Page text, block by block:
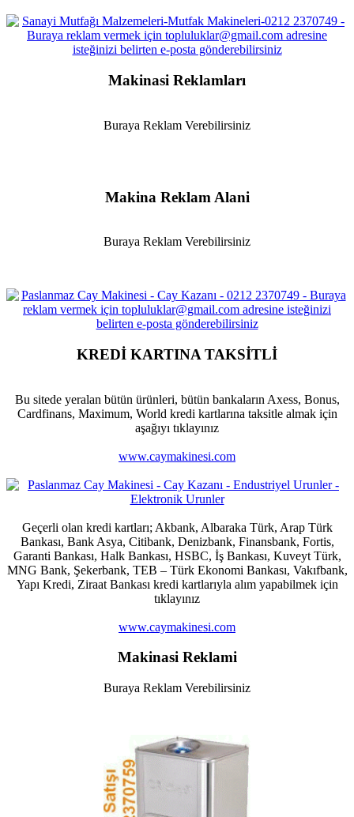
Makinasi Reklamları
Buraya Reklam Verebilirsiniz
Makina Reklam Alani
Buraya Reklam Verebilirsiniz
KREDİ KARTINA TAKSİTLİ
Bu sitede yeralan bütün ürünleri, bütün bankaların Axess, Bonus,
Cardfinans, Maximum, World kredi kartlarına taksitle almak için
aşağıyı tıklayınız
www.caymakinesi.com
Geçerli olan kredi kartları; Akbank, Albaraka Türk, Arap Türk
Bankası, Bank Asya, Citibank, Denizbank, Finansbank, Fortis,
Garanti Bankası, Halk Bankası, HSBC, İş Bankası, Kuveyt Türk,
MNG Bank, Şekerbank, TEB – Türk Ekonomi Bankası, Vakıfbank,
Yapı Kredi, Ziraat Bankası kredi kartlarıyla alım yapabilmek için
tıklayınız
www.caymakinesi.com
Makinasi Reklami
Buraya Reklam Verebilirsiniz